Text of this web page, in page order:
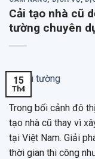
Cải tạo nhà cũ
tường chuyên
15
Th4
Trong bối cảnh đô
tạo nhà cũ thay vì
tại Việt Nam. Giải
thời gian thi công